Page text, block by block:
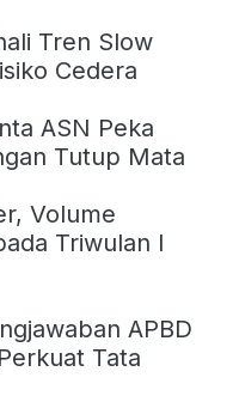
Tren Slow
Cedera
ASN Peka
Tutup Mata
Volume
Triwulan I
APBD
Tata